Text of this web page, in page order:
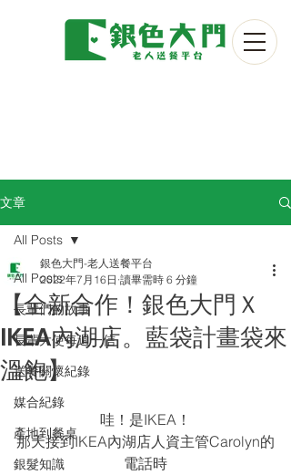
文章
All Posts
長輩們的故事
長輩大使每週一信
送餐關懷紀錄
媒合紀錄
產地到餐桌
銀髮知識
All Posts
【全新合作！銀色大門Ｘ
IKEA內湖店。藍袋計畫袋來
溫飽】
銀色大門-老人送餐平台
2022年7月16日 讀畢需時 6 分鐘
哇！是IKEA！
那天接到IKEA內湖店人資主管Carolyn的
電話時